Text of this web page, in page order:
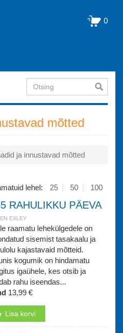
0
Otsing
mõtted
ja innustavad mõtted
lehel: 25 50 100
RAHULIKKU PÄEVA
EXLEY
raamatu lehekülgedele on
sisemist tasakaalu ja
kajastavaid mõtteid.
kogumik on hindamatu
igaühele, kes otsib ja
rahu iseendas...
13,99 €
Lisa korvi